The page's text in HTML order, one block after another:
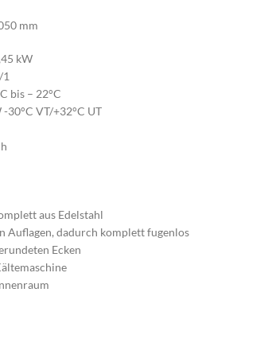
mm
kW
bis – 22°C
30°C VT/+32°C UT
aus Edelstahl
Auflagen, dadurch komplett fugenlos
Ecken